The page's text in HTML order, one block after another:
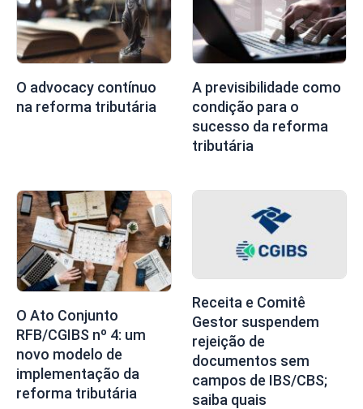
O advocacy contínuo
na reforma tributária
A previsibilidade como
condição para o
sucesso da reforma
tributária
O Ato Conjunto
RFB/CGIBS nº 4: um
novo modelo de
implementação da
reforma tributária
Receita e Comitê
Gestor suspendem
rejeição de
documentos sem
campos de IBS/CBS;
saiba quais